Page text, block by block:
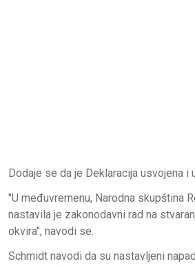
Dodaje se da je Deklaracija usvojena i
"U međuvremenu, Narodna skupština
nastavila je zakonodavni rad na
okvira", navodi se.
Schmidt navodi da su nastavljeni